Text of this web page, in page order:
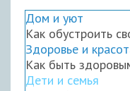
Дом и уют
Как обустроить
Здоровье и
Как быть
Дети и семья